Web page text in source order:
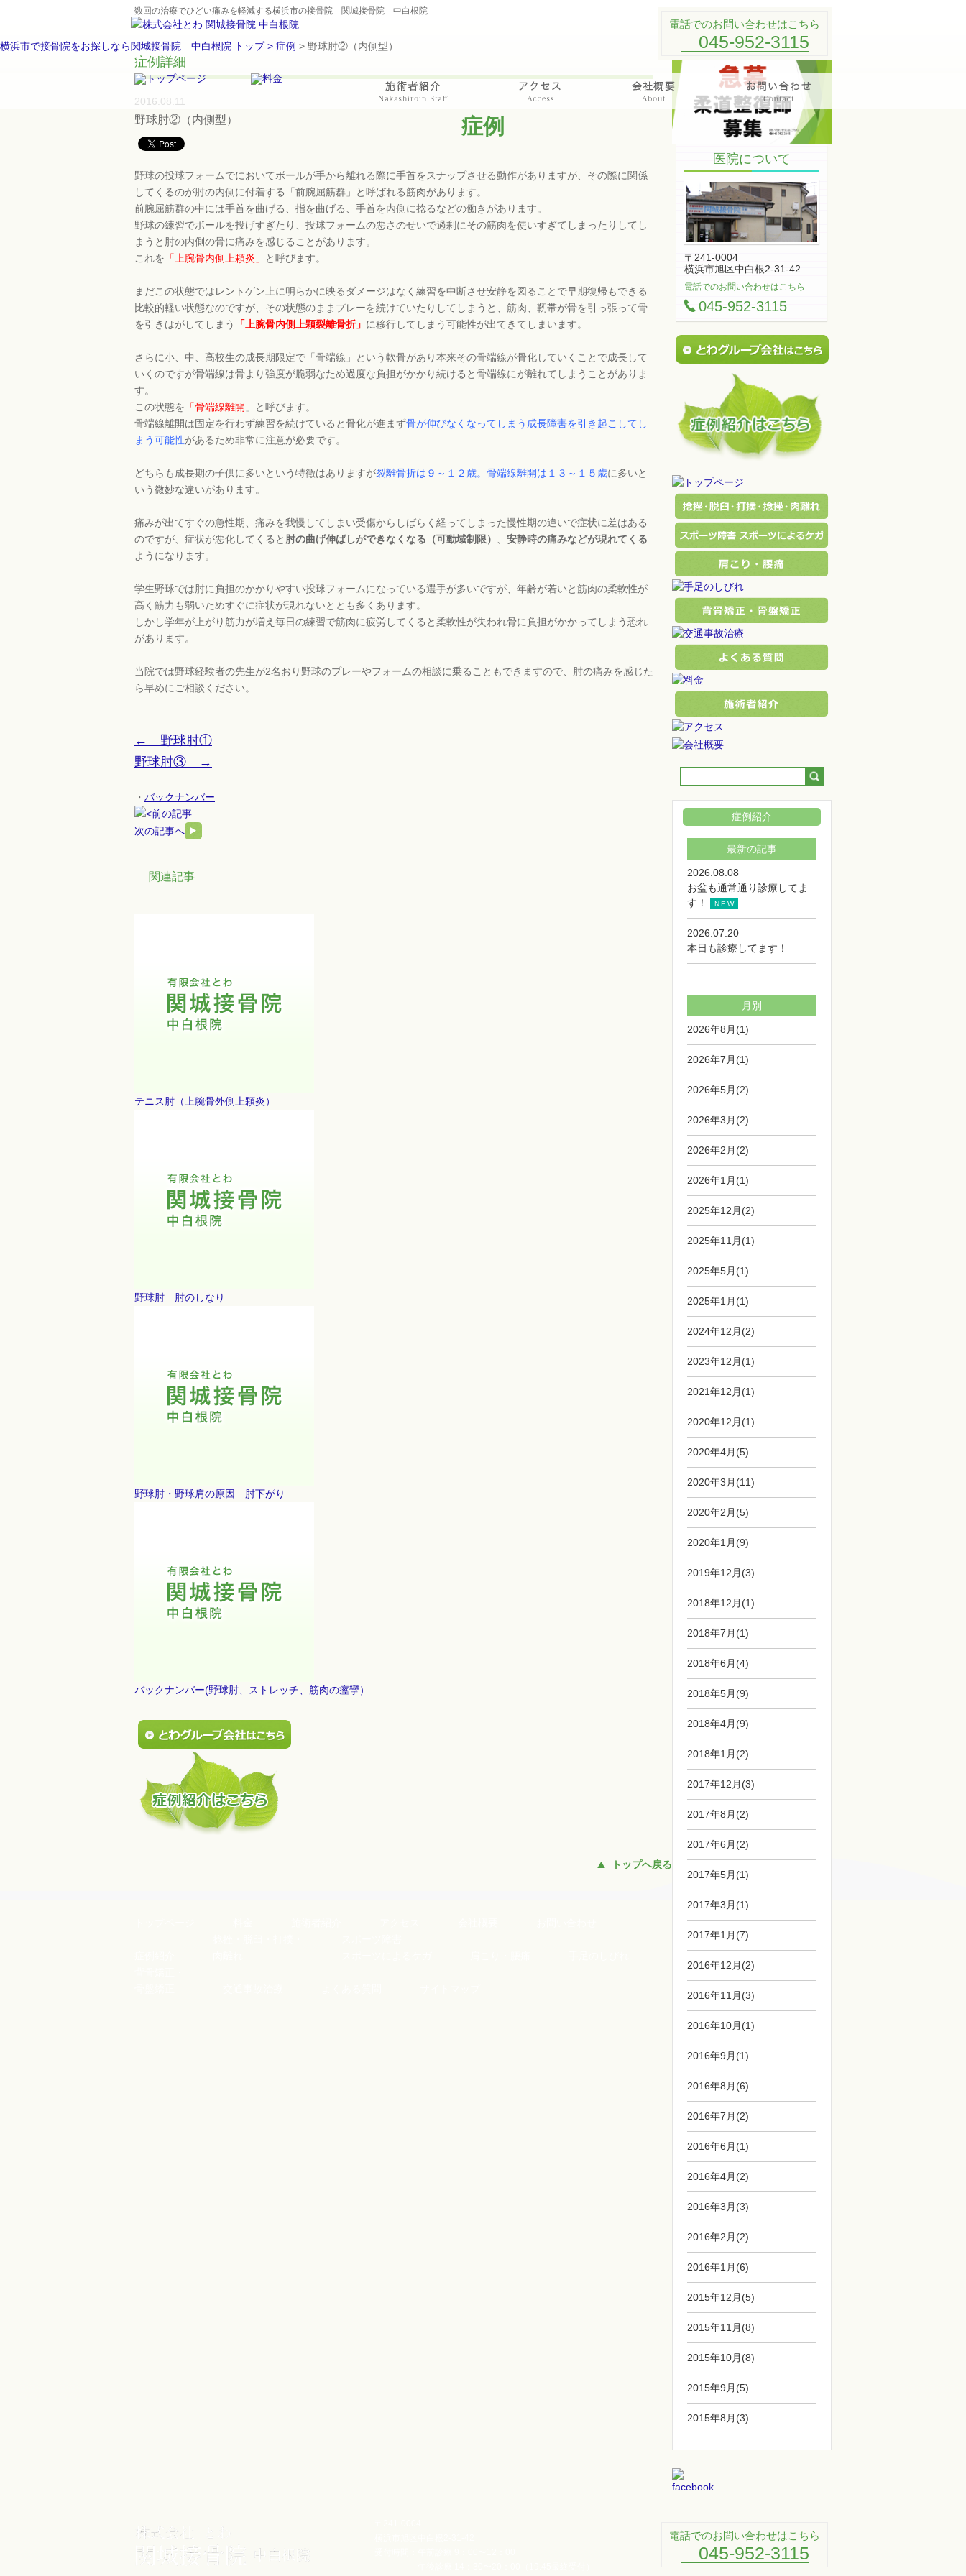
数回の治療でひどい痛みを軽減する横浜市の接骨院 関城接骨院 中白根院
電話でのお問い合わせはこちら
045-952-3115
症例
横浜市で接骨院をお探しなら関城接骨院 中白根院 トップ > 症例 > 野球肘②（内側型）
症例詳細
2016.08.11
野球肘②（内側型）
野球の投球フォームでにおいてボールが手から離れる際に手首をスナップさせる動作がありますが、その際に関係
してくるのが肘の内側に付着する「前腕屈筋群」と呼ばれる筋肉があります。
前腕屈筋群の中には手首を曲げる、指を曲げる、手首を内側に捻るなどの働きがあります。
野球の練習でボールを投げすぎたり、投球フォームの悪さのせいで過剰にその筋肉を使いすぎてしまったりしてし
まうと肘の内側の骨に痛みを感じることがあります。
これを 「上腕骨内側上顆炎」 と呼びます。
まだこの状態ではレントゲン上に明らかに映るダメージはなく練習を中断させ安静を図ることで早期復帰もできる
比較的軽い状態なのですが、その状態のままプレーを続けていたりしてしまうと、筋肉、靭帯が骨を引っ張って骨
を引きはがしてしまう
「上腕骨内側上顆裂離骨折」 に移行してしまう可能性が出てきてしまいます。
さらに小、中、高校生の成長期限定で「骨端線」という軟骨があり本来その骨端線が骨化していくことで成長して
いくのですが骨端線は骨より強度が脆弱なため過度な負担がかかり続けると骨端線にが離れてしまうことがありま
す。
この状態を 「骨端線離開 」と呼びます。
骨端線離開は固定を行わず練習を続けていると骨化が進まず骨が伸びなくなってしまう成長障害を引き起こしてし
まう可能性があるため非常に注意が必要です。
どちらも成長期の子供に多いという特徴はありますが裂離骨折は９～１２歳。骨端線離開は１３～１５歳に多いと
いう微妙な違いがあります。
痛みが出てすぐの急性期、痛みを我慢してしまい受傷からしばらく経ってしまった慢性期の違いで症状に差はある
のですが、症状が悪化してくると 肘の曲げ伸ばしができなくなる（可動域制限）
安静時の痛みなどが現れてくる
ようになります。
学生野球では肘に負担のかかりやすい投球フォームになっている選手が多いですが、年齢が若いと筋肉の柔軟性が
高く筋力も弱いためすぐに症状が現れないととも多くあります。
しかし学年が上がり筋力が増え毎日の練習で筋肉に疲労してくると柔軟性が失われ骨に負担がかかってしまう恐れ
があります。
当院では野球経験者の先生が2名おり野球のプレーやフォームの相談に乗ることもできますので、肘の痛みを感じた
ら早めにご相談ください。
← 野球肘①
野球肘③ →
・ バックナンバー
前の記事
次の記事へ
関連記事
テニス肘（上腕骨外側上顆炎）
野球肘 肘のしなり
野球肘・野球肩の原因 肘下がり
バックナンバー(野球肘、ストレッチ、筋肉の痙攣）
医院について
〒241-0004
横浜市旭区中白根2-31-42
電話でのお問い合わせはこちら
045-952-3115
症例紹介
最新の記事
2026.08.08
お盆も通常通り診療してま
す！
NEW
2026.07.20
本日も診療してます！
月別
2026年8月(1)
2026年7月(1)
2026年5月(2)
2026年3月(2)
2026年2月(2)
2026年1月(1)
2025年12月(2)
2025年11月(1)
2025年5月(1)
2025年1月(1)
2024年12月(2)
2023年12月(1)
2021年12月(1)
2020年12月(1)
2020年4月(5)
2020年3月(11)
2020年2月(5)
2020年1月(9)
2019年12月(3)
2018年12月(1)
2018年7月(1)
2018年6月(4)
2018年5月(9)
2018年4月(9)
2018年1月(2)
2017年12月(3)
2017年8月(2)
2017年6月(2)
2017年5月(1)
2017年3月(1)
2017年1月(7)
2016年12月(2)
2016年11月(3)
2016年10月(1)
2016年9月(1)
2016年8月(6)
2016年7月(2)
2016年6月(1)
2016年4月(2)
2016年3月(3)
2016年2月(2)
2016年1月(6)
2015年12月(5)
2015年11月(8)
2015年10月(8)
2015年9月(5)
2015年8月(3)
トップへ戻る
電話でのお問い合わせはこちら
045-952-3115